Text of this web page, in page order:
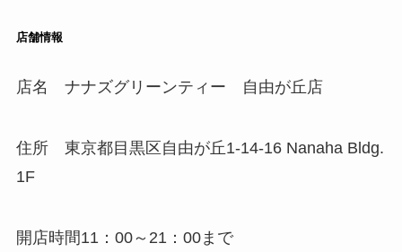
店舗情報
店名 ナナズグリーンティー 自由が丘店
住所 東京都目黒区自由が丘1-14-16 Nanaha Bldg.
1F
開店時間11：00～21：00まで